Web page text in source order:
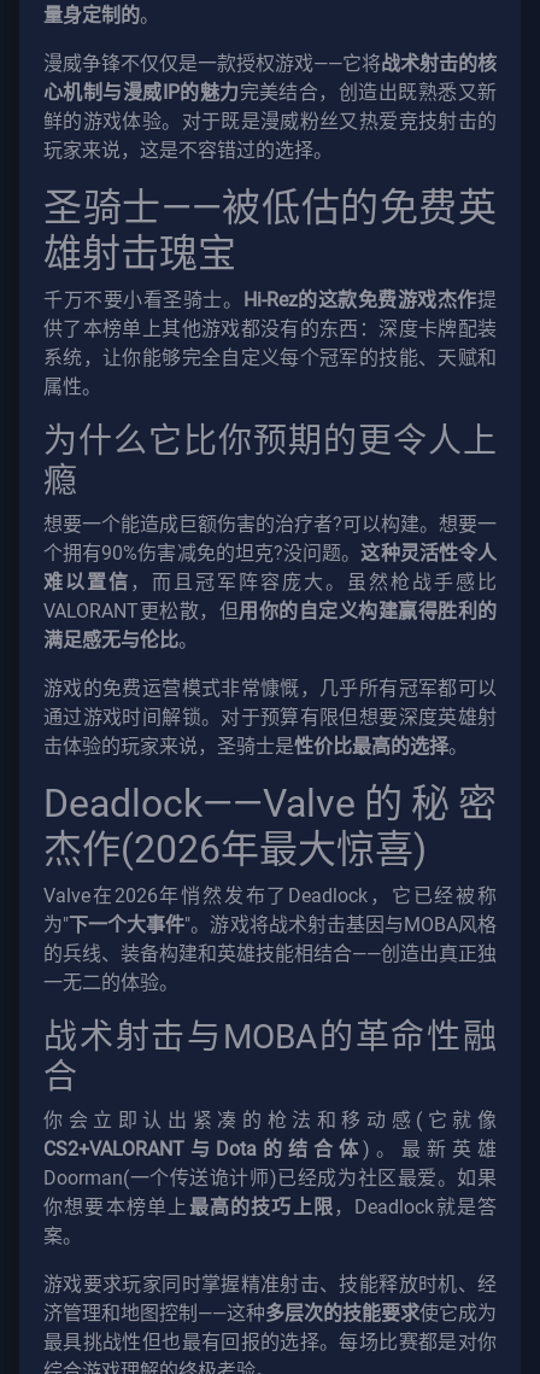
量身定制的。
漫威争锋不仅仅是一款授权游戏——它将战术射击的核
心机制与漫威IP的魅力完美结合，创造出既熟悉又新
鲜的游戏体验。对于既是漫威粉丝又热爱竞技射击的
玩家来说，这是不容错过的选择。
圣骑士——被低估的免费英
雄射击瑰宝
千万不要小看圣骑士。 Hi-Rez的这款免费游戏杰作提
供了本榜单上其他游戏都没有的东西：深度卡牌配装
系统，让你能够完全自定义每个冠军的技能、天赋和
属性。
为什么它比你预期的更令人上
瘾
想要一个能造成巨额伤害的治疗者?可以构建。想要一
个拥有90%伤害减免的坦克?没问题。这种灵活性令人
难以置信 ，而且冠军阵容庞大。虽然枪战手感比
VALORANT更松散，但用你的自定义构建赢得胜利的
满足感无与伦比。
游戏的免费运营模式非常慷慨，几乎所有冠军都可以
通过游戏时间解锁。对于预算有限但想要深度英雄射
击体验的玩家来说，圣骑士是性价比最高的选择。
Deadlock——Valve的秘密
杰作(2026年最大惊喜)
Valve在2026年悄然发布了Deadlock，它已经被称
为"下一个大事件"。游戏将战术射击基因与MOBA风格
的兵线、装备构建和英雄技能相结合——创造出真正独
一无二的体验。
战术射击与MOBA的革命性融
合
你会立即认出紧凑的枪法和移动感(它就像
CS2+VALORANT与Dota的结合体)。最新英雄
Doorman(一个传送诡计师)已经成为社区最爱。如果
你想要本榜单上 最高的技巧上限 ，Deadlock就是答
案。
游戏要求玩家同时掌握精准射击、技能释放时机、经
济管理和地图控制——这种多层次的技能要求使它成为
最具挑战性但也最有回报的选择。每场比赛都是对你